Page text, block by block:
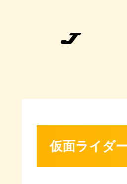
仮面ライダ